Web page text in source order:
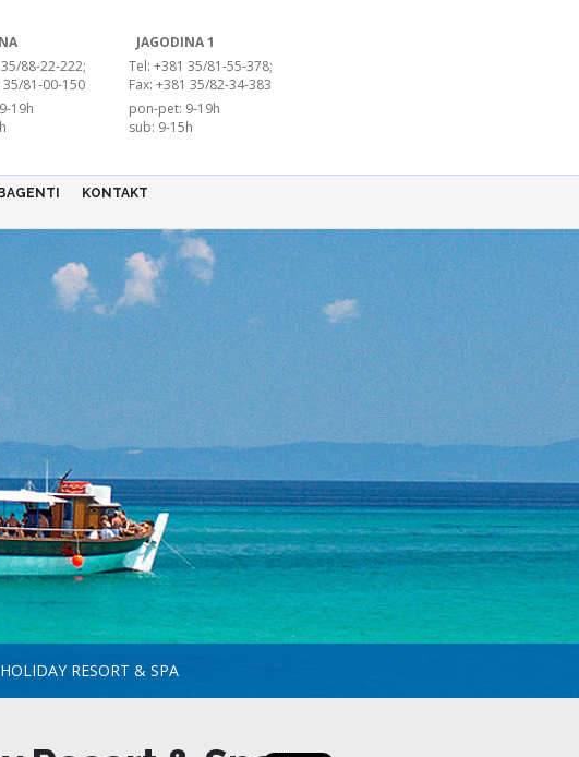
88-22-222;
35/81-00-150
19h
JAGODINA 1
Tel: +381 35/81-55-378;
Fax: +381 35/82-34-383
pon-pet: 9-19h
sub: 9-15h
KONTAKT
RESORT & SPA